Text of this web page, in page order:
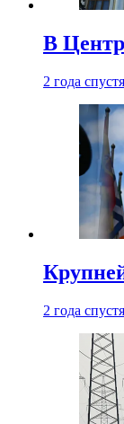
В
2 года спустя
2 года спустя